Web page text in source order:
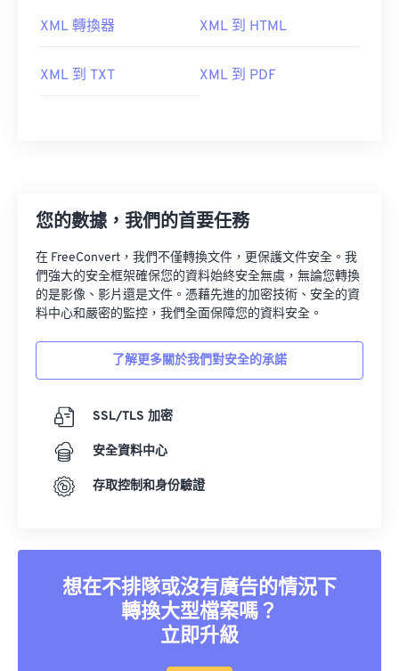
XML 轉換器 XML 到 HTML
XML 到 TXT XML 到 PDF
您的數據，我們的首要任務
在 FreeConvert，我們不僅轉換文件，更保護文件安全。我
們強大的安全框架確保您的資料始終安全無虞，無論您轉換
的是影像、影片還是文件。憑藉先進的加密技術、安全的資
料中心和嚴密的監控，我們全面保障您的資料安全。
了解更多關於我們對安全的承諾
SSL/TLS 加密
安全資料中心
存取控制和身份驗證
想在不排隊或沒有廣告的情況下
轉換大型檔案嗎？
立即升級